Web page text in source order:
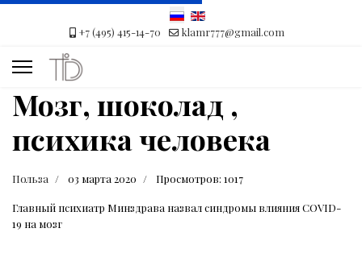
+7 (495) 415-14-70 klamr777@gmail.com
Мозг, шоколад ,
психика человека
Польза 03 марта 2020 Просмотров: 1017
Главный психиатр Минздрава назвал синдромы влияния COVID-
19 на мозг